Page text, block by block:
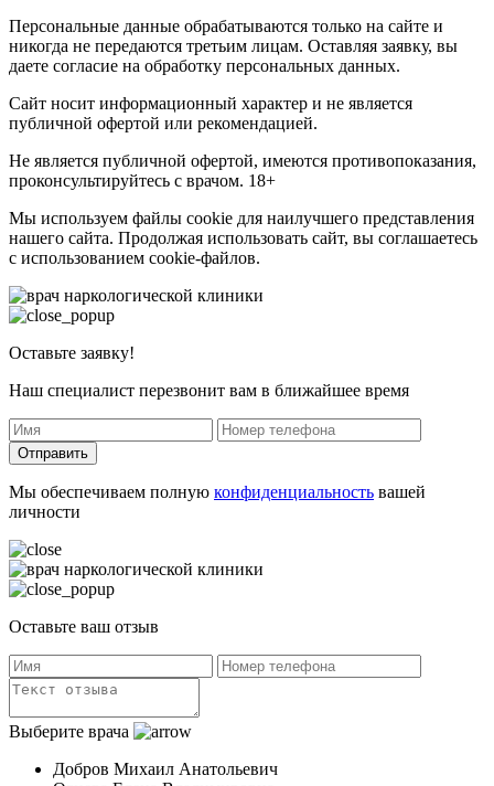
Персональные данные обрабатываются только на сайте и
никогда не передаются третьим лицам. Оставляя заявку, вы
даете согласие на обработку персональных данных.
Сайт носит информационный характер и не является
публичной офертой или рекомендацией.
Не является публичной офертой, имеются противопоказания,
проконсультируйтесь с врачом. 18+
Мы используем файлы cookie для наилучшего представления
нашего сайта. Продолжая использовать сайт, вы соглашаетесь
с использованием cookie-файлов.
Оставьте заявку!
Наш специалист перезвонит вам в ближайшее время
Отправить
Мы обеспечиваем полную конфиденциальность вашей
личности
Оставьте ваш отзыв
Выберите врача
Добров Михаил Анатольевич